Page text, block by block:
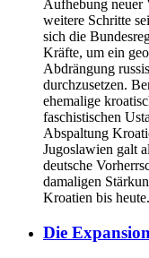
Aufhebung neuer
weitere Schritte
sich die
Kräfte, um ein
Abdrängung
durchzusetzen.
ehemalige
faschistischen
Abspaltung
Jugoslawien galt
deutsche
damaligen
Kroatien bis heute.
Die